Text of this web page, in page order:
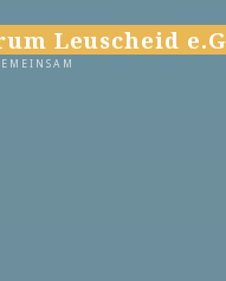
Leuscheid